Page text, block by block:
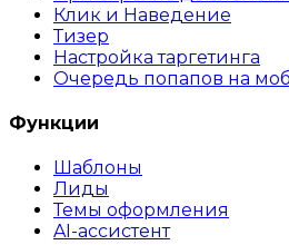
Клик и Наведение
Тизер
Настройка таргетинга
Очередь попапов на
Функции
Шаблоны
Лиды
Темы оформления
AI-ассистент